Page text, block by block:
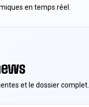
en temps réel.
et le dossier complet.